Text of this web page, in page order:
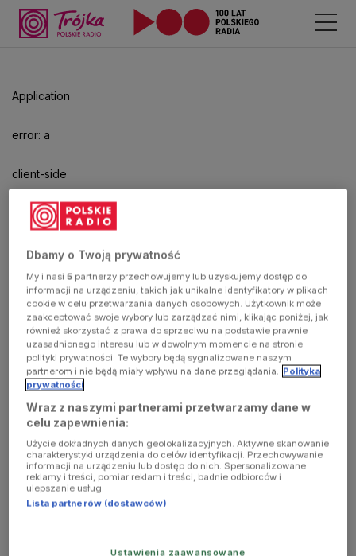
Application
error: a
client-side
exception
has
occurred
(see the
browser
console for
more
information)
aby
odtwarzać.
Dbamy o Twoją prywatność
My i nasi5 partnerzy przechowujemy lub uzyskujemy dostęp do
informacji na urządzeniu, takich jak unikalne identyfikatory w plikach
cookie w celu przetwarzania danych osobowych. Użytkownik może
zaakceptować swoje wybory lub zarządzać nimi, klikając poniżej, jak
również skorzystać z prawa do sprzeciwu na podstawie prawnie
uzasadnionego interesu lub w dowolnym momencie na stronie
polityki prywatności. Te wybory będą sygnalizowane naszym
partnerom i nie będą miały wpływu na dane przeglądania. Polityka
prywatności
Wraz z naszymi partnerami przetwarzamy dane w
celu zapewnienia:
Użycie dokładnych danych geolokalizacyjnych. Aktywne skanowanie
charakterystyki urządzenia do celów identyfikacji. Przechowywanie
informacji na urządzeniu lub dostęp do nich. Spersonalizowane
reklamy i treści, pomiar reklam i treści, badnie odbiorców i
ulepszanie usług.
Lista partnerów (dostawców)
Ustawienia zaawansowane